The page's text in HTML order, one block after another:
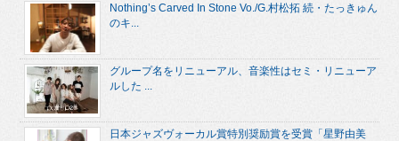
Nothing’s Carved In Stone Vo./G.村松拓 続・たっきゅん
のキ...
グループ名をリニューアル、音楽性はセミ・リニューア
ルした ...
日本ジャズヴォーカル賞特別奨励賞を受賞「星野由美